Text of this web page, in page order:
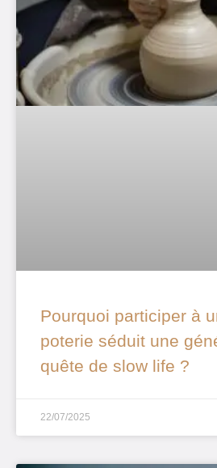
Pourquoi participer à
poterie séduit une
quête de slow life ?
22/07/2025